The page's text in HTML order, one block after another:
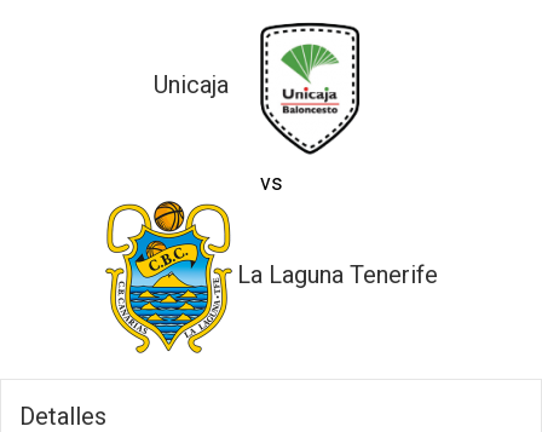
Unicaja
vs
La Laguna Tenerife
Detalles